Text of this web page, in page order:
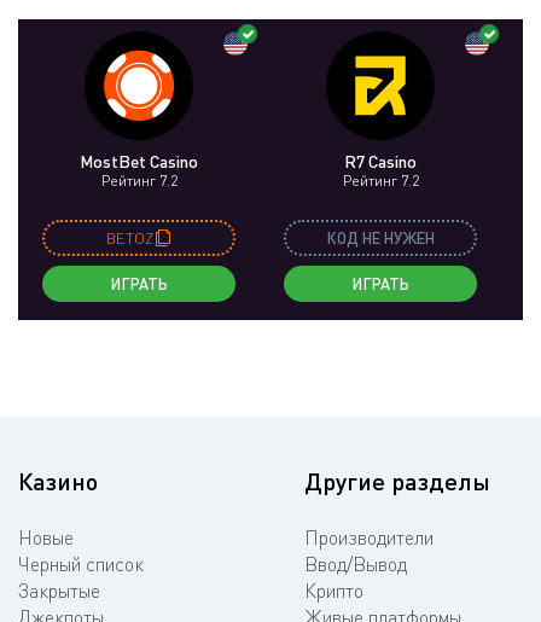
MostBet Casino
Рейтинг 7.2
BETOZ
ИГРАТЬ
R7 Casino
Рейтинг 7.2
КОД НЕ НУЖЕН
ИГРАТЬ
Казино
Новые
Черный список
Закрытые
Другие разделы
Производители
Ввод/Вывод
Крипто